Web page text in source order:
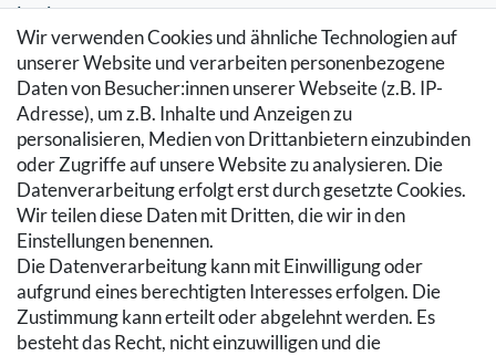
Wir verwenden Cookies und ähnliche Technologien auf
unserer Website und verarbeiten personenbezogene
Daten von Besucher:innen unserer Webseite (z.B. IP-
Adresse), um z.B. Inhalte und Anzeigen zu
personalisieren, Medien von Drittanbietern einzubinden
oder Zugriffe auf unsere Website zu analysieren. Die
Datenverarbeitung erfolgt erst durch gesetzte Cookies.
Wir teilen diese Daten mit Dritten, die wir in den
Einstellungen benennen.
Die Datenverarbeitung kann mit Einwilligung oder
aufgrund eines berechtigten Interesses erfolgen. Die
Zustimmung kann erteilt oder abgelehnt werden. Es
besteht das Recht, nicht einzuwilligen und die
Login
SERVICE
Zahlung & Versand
Warenkorb
Zur Kasse
Hilfe
RECHTLICHES
Kontakt
Datenschutzerklärung
AGB